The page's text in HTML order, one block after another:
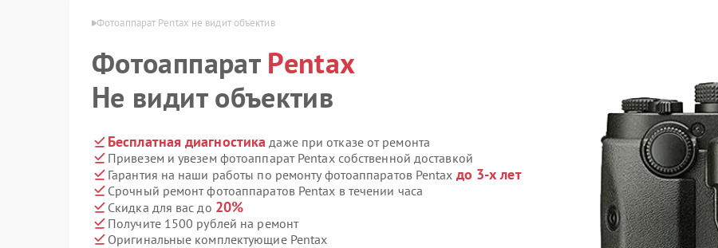
Pentax в Уфе Фотоаппарат Pentax не видит объектив
Фотоаппарат Pentax
Не видит объектив
Бесплатная диагностика даже при отказе от ремонта
Привезем и увезем фотоаппарат Pentax собственной доставкой
Гарантия на наши работы по ремонту фотоаппаратов Pentax до 3-х лет
Срочный ремонт фотоаппаратов Pentax в течении часа
Скидка для вас до 20%
Получите 1500 рублей на ремонт
Оригинальные комплектующие Pentax